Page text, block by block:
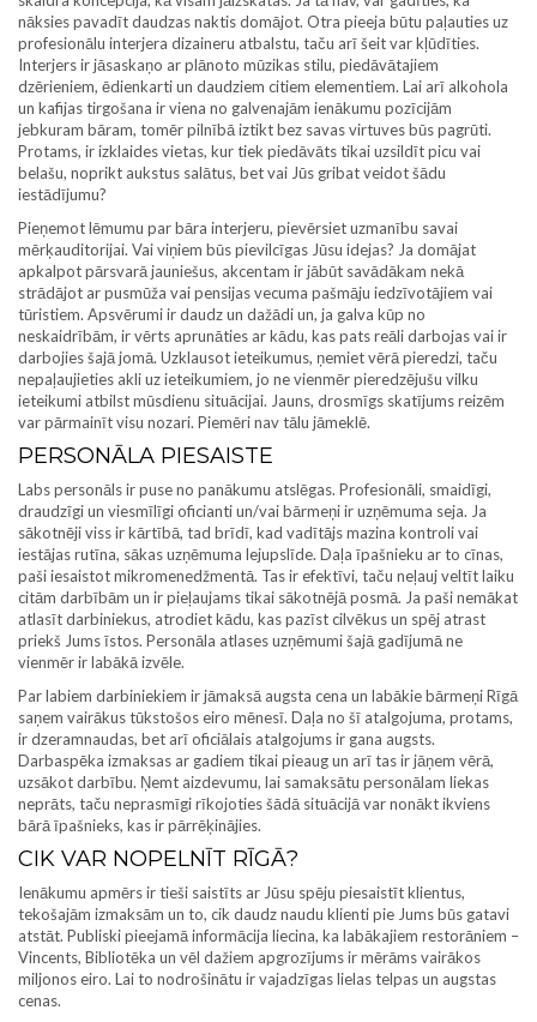
nāksies pavadīt daudzas naktis domājot. Otra pieeja būtu paļauties uz
profesionālu interjera dizaineru atbalstu, taču arī šeit var kļūdīties.
Interjers ir jāsaskaņo ar plānoto mūzikas stilu, piedāvātajiem
dzērieniem, ēdienkarti un daudziem citiem elementiem. Lai arī alkohola
un kafijas tirgošana ir viena no galvenajām ienākumu pozīcijām
jebkuram bāram, tomēr pilnībā iztikt bez savas virtuves būs pagrūti.
Protams, ir izklaides vietas, kur tiek piedāvāts tikai uzsildīt picu vai
belašu, noprikt aukstus salātus, bet vai Jūs gribat veidot šādu
iestādījumu?
Pieņemot lēmumu par bāra interjeru, pievērsiet uzmanību savai
mērķauditorijai. Vai viņiem būs pievilcīgas Jūsu idejas? Ja domājat
apkalpot pārsvarā jauniešus, akcentam ir jābūt savādākam nekā
strādājot ar pusmūža vai pensijas vecuma pašmāju iedzīvotājiem vai
tūristiem. Apsvērumi ir daudz un dažādi un, ja galva kūp no
neskaidrībām, ir vērts aprunāties ar kādu, kas pats reāli darbojas vai ir
darbojies šajā jomā. Uzklausot ieteikumus, ņemiet vērā pieredzi, taču
nepaļaujieties akli uz ieteikumiem, jo ne vienmēr pieredzējušu vilku
ieteikumi atbilst mūsdienu situācijai. Jauns, drosmīgs skatījums reizēm
var pārmainīt visu nozari. Piemēri nav tālu jāmeklē.
PERSONĀLA PIESAISTE
Labs personāls ir puse no panākumu atslēgas. Profesionāli, smaidīgi,
draudzīgi un viesmīlīgi oficianti un/vai bārmeņi ir uzņēmuma seja. Ja
sākotnēji viss ir kārtībā, tad brīdī, kad vadītājs mazina kontroli vai
iestājas rutīna, sākas uzņēmuma lejupslīde. Daļa īpašnieku ar to cīnas,
paši iesaistot mikromenedžmentā. Tas ir efektīvi, taču neļauj veltīt laiku
citām darbībām un ir pieļaujams tikai sākotnējā posmā. Ja paši nemākat
atlasīt darbiniekus, atrodiet kādu, kas pazīst cilvēkus un spēj atrast
priekš Jums īstos. Personāla atlases uzņēmumi šajā gadījumā ne
vienmēr ir labākā izvēle.
Par labiem darbiniekiem ir jāmaksā augsta cena un labākie bārmeņi Rīgā
saņem vairākus tūkstošos eiro mēnesī. Daļa no šī atalgojuma, protams,
ir dzeramnaudas, bet arī oficiālais atalgojums ir gana augsts.
Darbaspēka izmaksas ar gadiem tikai pieaug un arī tas ir jāņem vērā,
uzsākot darbību. Ņemt aizdevumu, lai samaksātu personālam liekas
neprāts, taču neprasmīgi rīkojoties šādā situācijā var nonākt ikviens
bārā īpašnieks, kas ir pārrēķinājies.
CIK VAR NOPELNĪT RĪGĀ?
Ienākumu apmērs ir tieši saistīts ar Jūsu spēju piesaistīt klientus,
tekošajām izmaksām un to, cik daudz naudu klienti pie Jums būs gatavi
atstāt. Publiski pieejamā informācija liecina, ka labākajiem restorāniem –
Vincents, Bibliotēka un vēl dažiem apgrozījums ir mērāms vairākos
miljonos eiro. Lai to nodrošinātu ir vajadzīgas lielas telpas un augstas
cenas.